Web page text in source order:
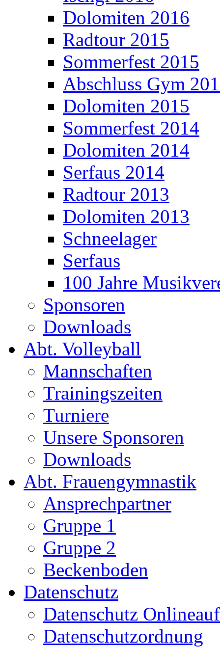
Dolomiten 2016
Radtour 2015
Sommerfest 2015
Abschluss Gym
Dolomiten 2015
Sommerfest 2014
Dolomiten 2014
Serfaus 2014
Radtour 2013
Dolomiten 2013
Schneelager
Serfaus
100 Jahre
Sponsoren
Downloads
Abt. Volleyball
Mannschaften
Trainingszeiten
Turniere
Unsere Sponsoren
Downloads
Abt. Frauengymnastik
Ansprechpartner
Gruppe 1
Gruppe 2
Beckenboden
Datenschutz
Datenschutz
Datenschutzordnung